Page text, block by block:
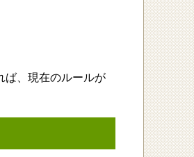
ば、現在のルールが